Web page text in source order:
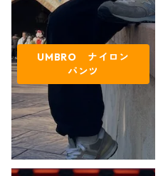
UMBRO ナイロン
パンツ